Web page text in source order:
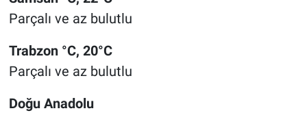
Parçalı ve az bulutlu
Trabzon °C, 20°C
Parçalı ve az bulutlu
Doğu Anadolu